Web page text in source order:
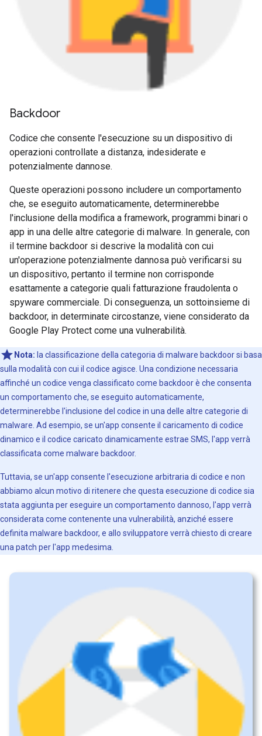
Backdoor
Codice che consente l'esecuzione su un dispositivo di
operazioni controllate a distanza, indesiderate e
potenzialmente dannose.
Queste operazioni possono includere un comportamento
che, se eseguito automaticamente, determinerebbe
l'inclusione della modifica a framework, programmi binari o
app in una delle altre categorie di malware. In generale, con
il termine backdoor si descrive la modalità con cui
un'operazione potenzialmente dannosa può verificarsi su
un dispositivo, pertanto il termine non corrisponde
esattamente a categorie quali fatturazione fraudolenta o
spyware commerciale. Di conseguenza, un sottoinsieme di
backdoor, in determinate circostanze, viene considerato da
Google Play Protect come una vulnerabilità.
Nota: la classificazione della categoria di malware backdoor si basa
sulla modalità con cui il codice agisce. Una condizione necessaria
affinché un codice venga classificato come backdoor è che consenta
un comportamento che, se eseguito automaticamente,
determinerebbe l'inclusione del codice in una delle altre categorie di
malware. Ad esempio, se un'app consente il caricamento di codice
dinamico e il codice caricato dinamicamente estrae SMS, l'app verrà
classificata come malware backdoor.
Tuttavia, se un'app consente l'esecuzione arbitraria di codice e non
abbiamo alcun motivo di ritenere che questa esecuzione di codice sia
stata aggiunta per eseguire un comportamento dannoso, l'app verrà
considerata come contenente una vulnerabilità, anziché essere
definita malware backdoor, e allo sviluppatore verrà chiesto di creare
una patch per l'app medesima.